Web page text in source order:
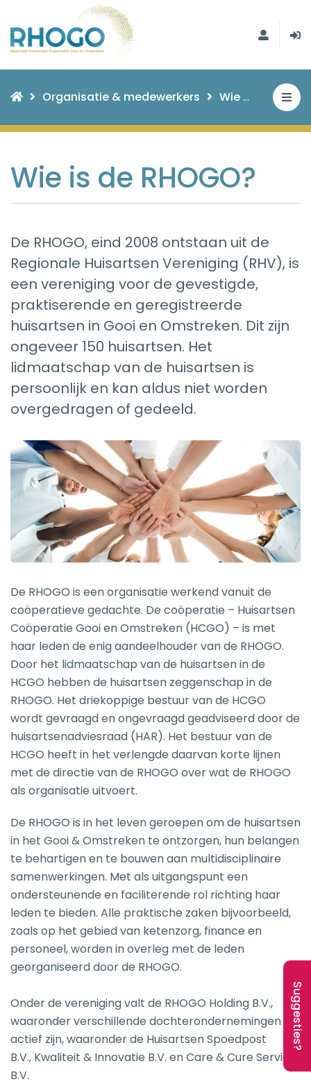
Organisatie & medewerkers Wie zijn we
Wie is de RHOGO?
De RHOGO, eind 2008 ontstaan uit de
Regionale Huisartsen Vereniging (RHV), is
een vereniging voor de gevestigde,
praktiserende en geregistreerde
huisartsen in Gooi en Omstreken. Dit zijn
ongeveer 150 huisartsen. Het
lidmaatschap van de huisartsen is
persoonlijk en kan aldus niet worden
overgedragen of gedeeld.
De RHOGO is een organisatie werkend vanuit de
coöperatieve gedachte. De coöperatie – Huisartsen
Coöperatie Gooi en Omstreken (HCGO) – is met
haar leden de enig aandeelhouder van de RHOGO.
Door het lidmaatschap van de huisartsen in de
HCGO hebben de huisartsen zeggenschap in de
RHOGO. Het driekoppige bestuur van de HCGO
wordt gevraagd en ongevraagd geadviseerd door de
huisartsenadviesraad (HAR). Het bestuur van de
HCGO heeft in het verlengde daarvan korte lijnen
met de directie van de RHOGO over wat de RHOGO
als organisatie uitvoert.
De RHOGO is in het leven geroepen om de huisartsen
in het Gooi & Omstreken te ontzorgen, hun belangen
te behartigen en te bouwen aan multidisciplinaire
samenwerkingen. Met als uitgangspunt een
ondersteunende en faciliterende rol richting haar
leden te bieden. Alle praktische zaken bijvoorbeeld,
zoals op het gebied van ketenzorg, finance en
personeel, worden in overleg met de leden
georganiseerd door de RHOGO.
Onder de vereniging valt de RHOGO Holding B.V.,
waaronder verschillende dochterondernemingen
actief zijn, waaronder de Huisartsen Spoedpost
B.V., Kwaliteit & Innovatie B.V. en Care & Cure Service
B.V.
Suggesties?